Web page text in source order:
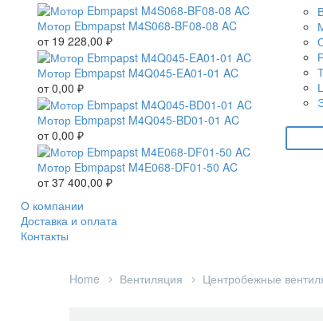
Мотор Ebmpapst M4S068-BF08-08 AC
от 19 228,00 ₽
Мотор Ebmpapst M4Q045-EA01-01 AC
от0,00 ₽
Мотор Ebmpapst M4Q045-BD01-01 AC
от0,00 ₽
Мотор Ebmpapst M4E068-DF01-50 AC
от37 400,00 ₽
О компании
Доставка и оплата
Контакты
Home Вентиляция Центробежные